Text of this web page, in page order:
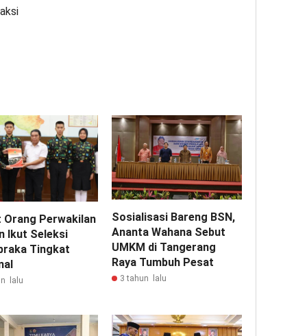
Orang Perwakilan
Ikut Seleksi
Tingkat
lalu
Sosialisasi Bareng BSN,
Ananta Wahana Sebut
UMKM di Tangerang
Raya Tumbuh Pesat
3 tahun lalu